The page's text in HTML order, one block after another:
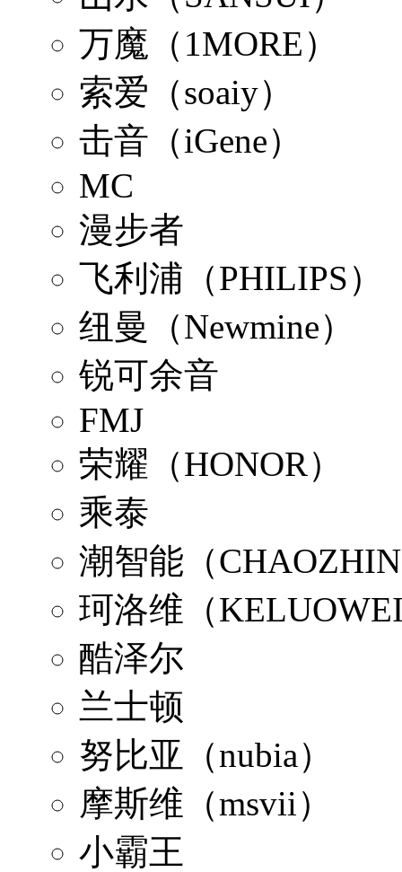
万魔（1MORE）
索爱（soaiy）
击音（iGene）
MC
漫步者
飞利浦（PHILIPS）
纽曼（Newmine）
锐可余音
FMJ
荣耀（HONOR）
乘泰
潮智能（
珂洛维（
酷泽尔
兰士顿
努比亚（nubia）
摩斯维（msvii）
小霸王